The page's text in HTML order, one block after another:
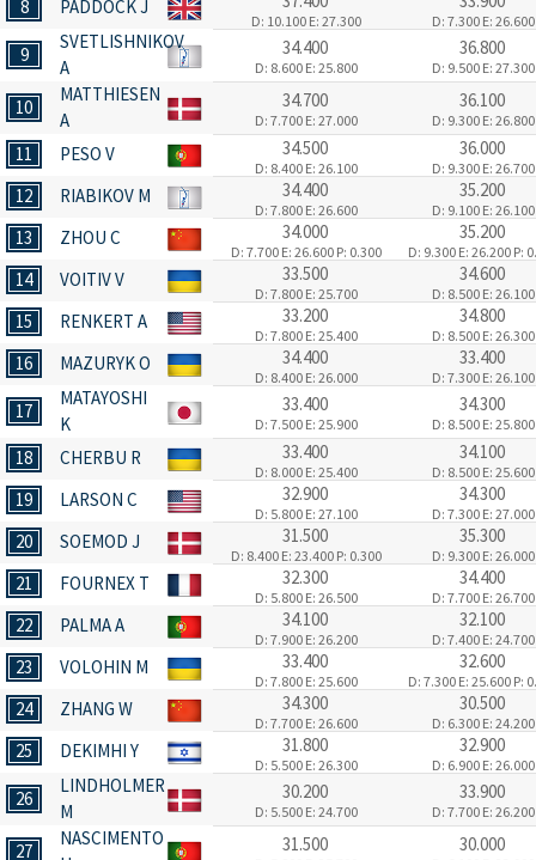
8 PADDOCK J
D: 10.100 E: 27.300 D: 7.300 E: 26.600
9
SVETLISHNIKOV
A
34.400
D: 8.600 E: 25.800
36.800
D: 9.500 E: 27.300
10
MATTHIESEN
A
34.700
D: 7.700 E: 27.000
36.100
D: 9.300 E: 26.800
11 PESO V 34.500
D: 8.400 E: 26.100
36.000
D: 9.300 E: 26.700
12 RIABIKOV M 34.400
D: 7.800 E: 26.600
35.200
D: 9.100 E: 26.100
13 ZHOU C 34.000
D: 7.700 E: 26.600 P: 0.300
35.200
D: 9.300 E: 26.200 P:
14 VOITIV V 33.500
D: 7.800 E: 25.700
34.600
D: 8.500 E: 26.100
15 RENKERT A 33.200
D: 7.800 E: 25.400
34.800
D: 8.500 E: 26.300
16 MAZURYK O 34.400
D: 8.400 E: 26.000
33.400
D: 7.300 E: 26.100
17
MATAYOSHI
K
33.400
D: 7.500 E: 25.900
34.300
D: 8.500 E: 25.800
18 CHERBU R 33.400
D: 8.000 E: 25.400
34.100
D: 8.500 E: 25.600
19 LARSON C 32.900
D: 5.800 E: 27.100
34.300
D: 7.300 E: 27.000
20 SOEMOD J 31.500
D: 8.400 E: 23.400 P: 0.300
35.300
D: 9.300 E: 26.000
21 FOURNEX T 32.300
D: 5.800 E: 26.500
34.400
D: 7.700 E: 26.700
22 PALMA A 34.100
D: 7.900 E: 26.200
32.100
D: 7.400 E: 24.700
23 VOLOHIN M 33.400
D: 7.800 E: 25.600
32.600
D: 7.300 E: 25.600 P:
24 ZHANG W 34.300
D: 7.700 E: 26.600
30.500
D: 6.300 E: 24.200
25 DEKIMHI Y 31.800
D: 5.500 E: 26.300
32.900
D: 6.900 E: 26.000
26
LINDHOLMER
M
30.200
D: 5.500 E: 24.700
33.900
D: 7.700 E: 26.200
27
NASCIMENTO
31.500 30.000